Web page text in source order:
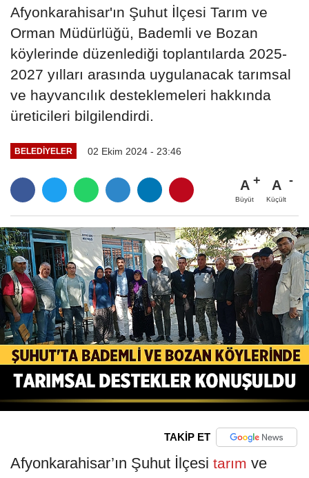
Afyonkarahisar'ın Şuhut İlçesi Tarım ve
Orman Müdürlüğü, Bademli ve Bozan
köylerinde düzenlediği toplantılarda 2025-
2027 yılları arasında uygulanacak tarımsal
ve hayvancılık desteklemeleri hakkında
üreticileri bilgilendirdi.
BELEDIYELER 02 Ekim 2024 - 23:46
A
Büyüt
A
Küçült
TAKİP ET
Afyonkarahisar’ın Şuhut İlçesi tarım ve